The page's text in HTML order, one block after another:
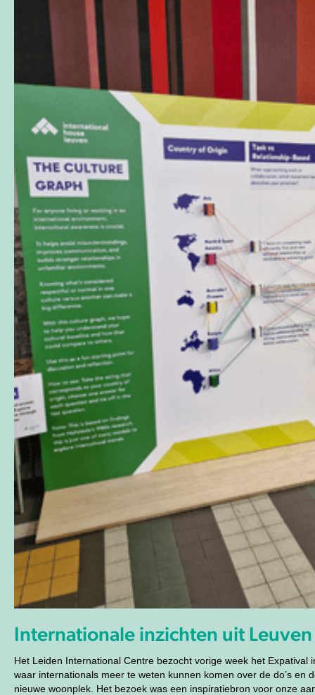
Internationale inzichten uit Leuven
Het Leiden International Centre bezocht vorige week het Expatival
waar internationals meer te weten kunnen komen over de do’s en
nieuwe woonplek. Het bezoek was een inspiratiebron voor onze